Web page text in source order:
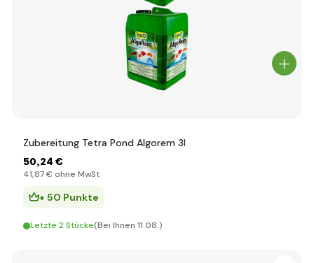
Zubereitung Tetra Pond Algorem 3l
50,24 €
41,87 € ohne MwSt
+ 50 Punkte
Letzte 2 Stücke(Bei Ihnen 11.08.)